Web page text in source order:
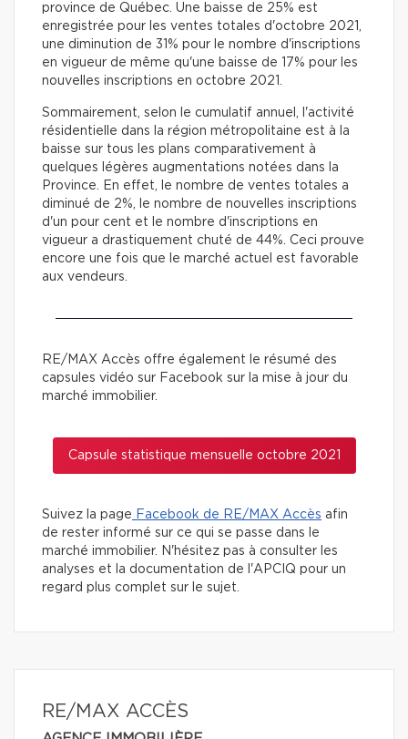
province de Québec. Une baisse de 25% est
enregistrée pour les ventes totales d'octobre 2021,
une diminution de 31% pour le nombre d'inscriptions
en vigueur de même qu'une baisse de 17% pour les
nouvelles inscriptions en octobre 2021.
Sommairement, selon le cumulatif annuel, l'activité
résidentielle dans la région métropolitaine est à la
baisse sur tous les plans comparativement à
quelques légères augmentations notées dans la
Province. En effet, le nombre de ventes totales a
diminué de 2%, le nombre de nouvelles inscriptions
d'un pour cent et le nombre d'inscriptions en
vigueur a drastiquement chuté de 44%. Ceci prouve
encore une fois que le marché actuel est favorable
aux vendeurs.
RE/MAX Accès offre également le résumé des
capsules vidéo sur Facebook sur la mise à jour du
marché immobilier.
Capsule statistique mensuelle octobre 2021
Suivez la page Facebook de RE/MAX Accès afin
de rester informé sur ce qui se passe dans le
marché immobilier. N'hésitez pas à consulter les
analyses et la documentation de l'APCIQ pour un
regard plus complet sur le sujet.
RE/MAX ACCÈS